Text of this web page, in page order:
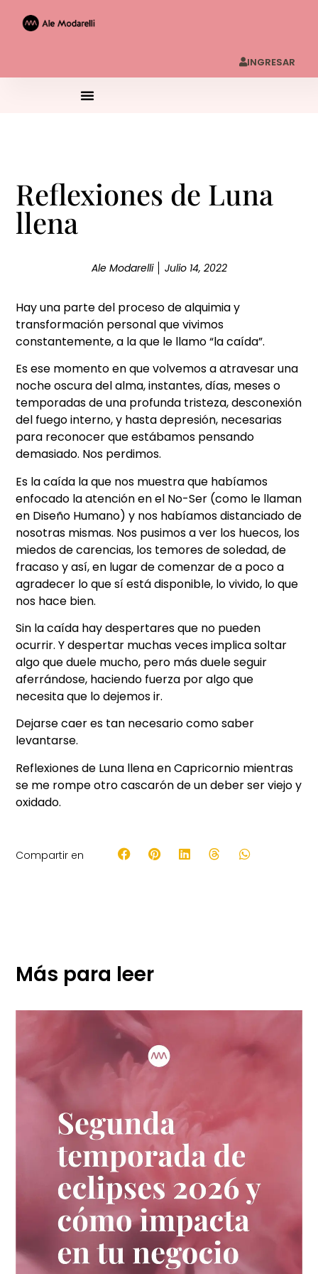
INGRESAR
Reflexiones de Luna
llena
Ale Modarelli Julio 14, 2022
Hay una parte del proceso de alquimia y
transformación personal que vivimos
constantemente, a la que le llamo “la caída”.
Es ese momento en que volvemos a atravesar una
noche oscura del alma, instantes, días, meses o
temporadas de una profunda tristeza, desconexión
del fuego interno, y hasta depresión, necesarias
para reconocer que estábamos pensando
demasiado. Nos perdimos.
Es la caída la que nos muestra que habíamos
enfocado la atención en el No-Ser (como le llaman
en Diseño Humano) y nos habíamos distanciado de
nosotras mismas. Nos pusimos a ver los huecos, los
miedos de carencias, los temores de soledad, de
fracaso y así, en lugar de comenzar de a poco a
agradecer lo que sí está disponible, lo vivido, lo que
nos hace bien.
Sin la caída hay despertares que no pueden
ocurrir. Y despertar muchas veces implica soltar
algo que duele mucho, pero más duele seguir
aferrándose, haciendo fuerza por algo que
necesita que lo dejemos ir.
Dejarse caer es tan necesario como saber
levantarse.
Reflexiones de Luna llena en Capricornio mientras
se me rompe otro cascarón de un deber ser viejo y
oxidado.
Compartir en
Más para leer